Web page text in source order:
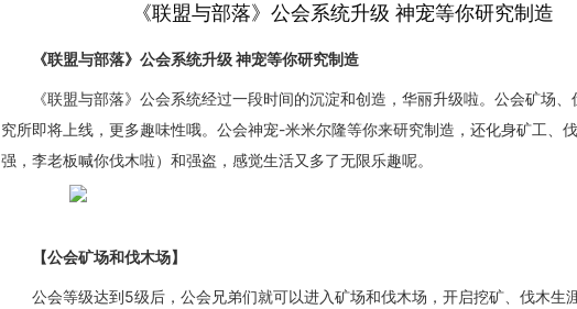
《联盟与部落》公会系统升级 神宠等你研究制造
《联盟与部落》公会系统升级神宠等你研究制造
《联盟与部落》公会系统经过一段时间的沉淀和创造，华丽升级啦。公会矿场
究所即将上线，更多趣味性哦。公会神宠-米米尔隆等你来研究制造，还化身矿工、
强，李老板喊你伐木啦）和强盗，感觉生活又多了无限乐趣呢。
【公会矿场和伐木场】
公会等级达到5级后，公会兄弟们就可以进入矿场和伐木场，开启挖矿 、伐木生